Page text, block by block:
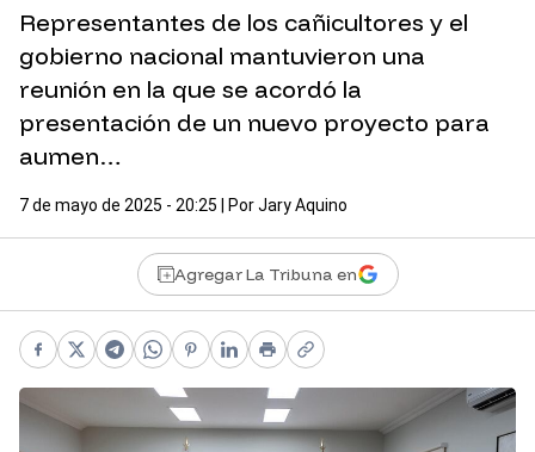
Representantes de los cañicultores y el
gobierno nacional mantuvieron una
reunión en la que se acordó la
presentación de un nuevo proyecto para
aumen…
7 de mayo de 2025 - 20:25 | PorJary Aquino
Agregar La Tribuna en
Facebook
X Telegram
WhatsApp
Pinterest
LinkedIn
PrintCopy link